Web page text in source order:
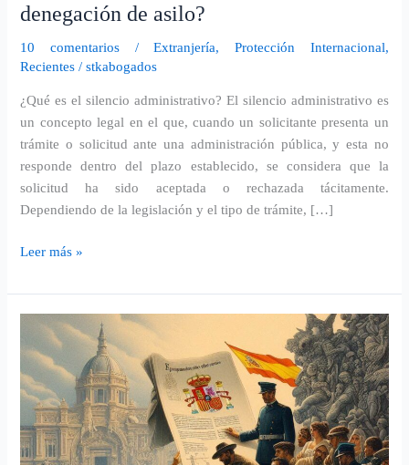
denegación de asilo?
10 comentarios /Extranjería, Protección Internacional,
Recientes /stkabogados
¿Qué es el silencio administrativo? El silencio administrativo es
un concepto legal en el que, cuando un solicitante presenta un
trámite o solicitud ante una administración pública, y esta no
responde dentro del plazo establecido, se considera que la
solicitud ha sido aceptada o rechazada tácitamente.
Dependiendo de la legislación y el tipo de trámite, […]
Leer más »
Todo
lo
que
necesitas
saber
sobre
el